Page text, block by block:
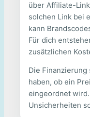
über Affiliate-
solchen Link bei
kann
Für dich
zusätzlichen
Die
haben, ob ein
eingeordnet
Unsicherheiten